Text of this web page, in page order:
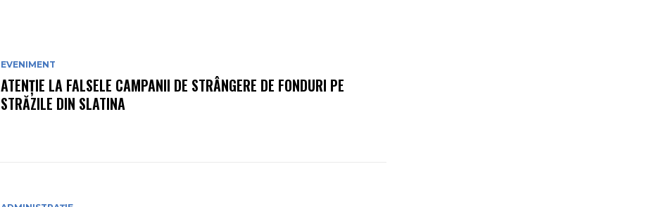
EVENIMENT
ATENȚIE LA FALSELE CAMPANII DE STRÂNGERE DE FONDURI PE
STRĂZILE DIN SLATINA